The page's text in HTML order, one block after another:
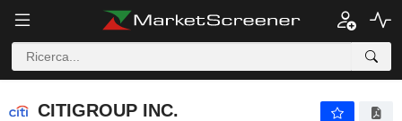
CITIGROUP INC.
CITIGROUP INC.